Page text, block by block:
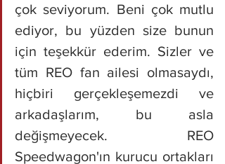
çok seviyorum. Beni çok mutlu
ediyor, bu yüzden size bunun
için teşekkür ederim. Sizler ve
tüm REO fan ailesi olmasaydı,
hiçbiri gerçekleşemezdi ve
arkadaşlarım, bu asla
değişmeyecek. REO
Speedwagon'ın kurucu ortakları